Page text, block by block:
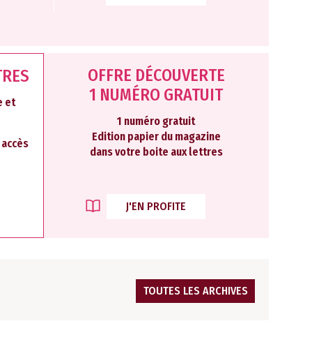
et
OFFRE DÉCOUVERTE
1 NUMÉRO GRATUIT
1 numéro gratuit
Edition papier du magazine
dans votre boite aux lettres
J'EN PROFITE
TOUTES LES ARCHIVES